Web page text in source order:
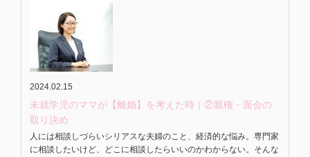
2024.02.15
未就学児のママが【離婚】を考えた時｜②親権・面会の
取り決め
人には相談しづらいシリアスな夫婦のこと、経済的な悩み。専門家
に相談したいけど、どこに相談したらいいのかわからない。そんな